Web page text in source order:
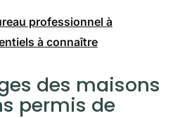
professionnel à
à connaître
des maisons
permis de